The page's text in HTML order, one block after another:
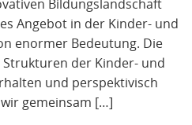
Bildungslandschaft
Angebot in der Kinder- und
enormer Bedeutung. Die
der Kinder- und
und perspektivisch
gemeinsam […]